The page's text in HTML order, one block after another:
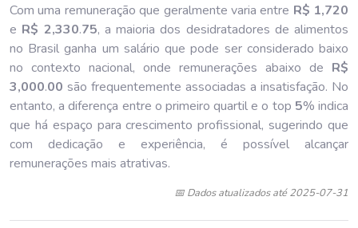
Com uma remuneração que geralmente varia entre R$ 1,720
e R$ 2,330.75, a maioria dos desidratadores de alimentos
no Brasil ganha um salário que pode ser considerado baixo
no contexto nacional, onde remunerações abaixo de R$
3,000.00 são frequentemente associadas a insatisfação. No
entanto, a diferença entre o primeiro quartil e o top 5% indica
que há espaço para crescimento profissional, sugerindo que
com dedicação e experiência, é possível alcançar
remunerações mais atrativas.
📅 Dados atualizados até 2025-07-31